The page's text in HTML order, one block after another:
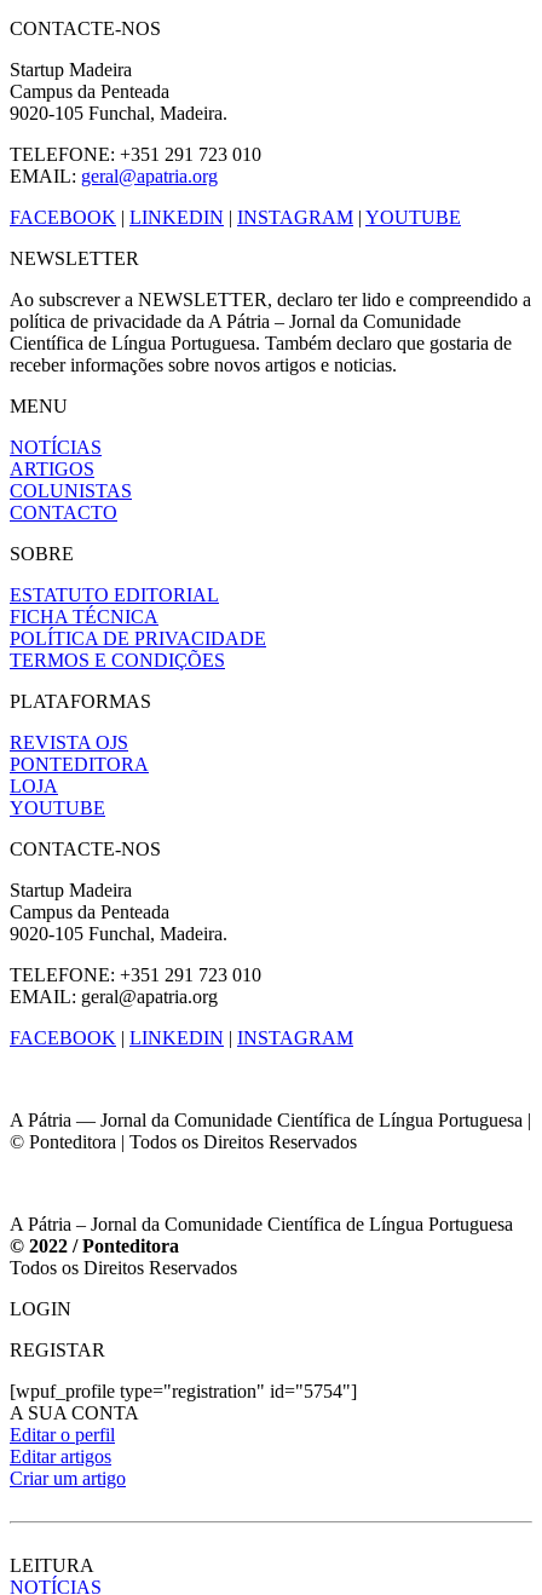
CONTACTE-NOS
Startup Madeira
Campus da Penteada
9020-105 Funchal, Madeira.
TELEFONE: +351 291 723 010
EMAIL: geral@apatria.org
FACEBOOK | LINKEDIN | INSTAGRAM | YOUTUBE
NEWSLETTER
Ao subscrever a NEWSLETTER, declaro ter lido e compreendido a
política de privacidade da A Pátria – Jornal da Comunidade
Científica de Língua Portuguesa. Também declaro que gostaria de
receber informações sobre novos artigos e noticias.
MENU
NOTÍCIAS
ARTIGOS
COLUNISTAS
CONTACTO
SOBRE
ESTATUTO EDITORIAL
FICHA TÉCNICA
POLÍTICA DE PRIVACIDADE
TERMOS E CONDIÇÕES
PLATAFORMAS
REVISTA OJS
PONTEDITORA
LOJA
YOUTUBE
CONTACTE-NOS
Startup Madeira
Campus da Penteada
9020-105 Funchal, Madeira.
TELEFONE: +351 291 723 010
EMAIL: geral@apatria.org
FACEBOOK | LINKEDIN | INSTAGRAM
A Pátria — Jornal da Comunidade Científica de Língua Portuguesa |
© Ponteditora | Todos os Direitos Reservados
A Pátria – Jornal da Comunidade Científica de Língua Portuguesa
© 2022 / Ponteditora
Todos os Direitos Reservados
LOGIN
REGISTAR
[wpuf_profile type="registration" id="5754"]
A SUA CONTA
Editar o perfil
Editar artigos
Criar um artigo
LEITURA
NOTÍCIAS